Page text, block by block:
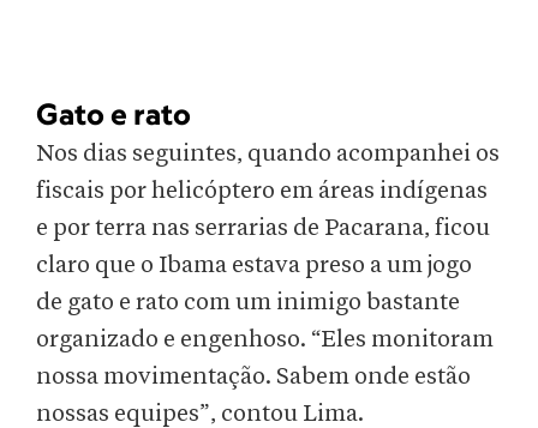
Gato e rato
Nos dias seguintes, quando acompanhei os
fiscais por helicóptero em áreas indígenas
e por terra nas serrarias de Pacarana, ficou
claro que o Ibama estava preso a um jogo
de gato e rato com um inimigo bastante
organizado e engenhoso. “Eles monitoram
nossa movimentação. Sabem onde estão
nossas equipes”, contou Lima.